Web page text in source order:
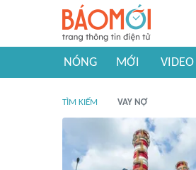
NÓNG MỚI VIDEO
TÌM KIẾM VAY NỢ